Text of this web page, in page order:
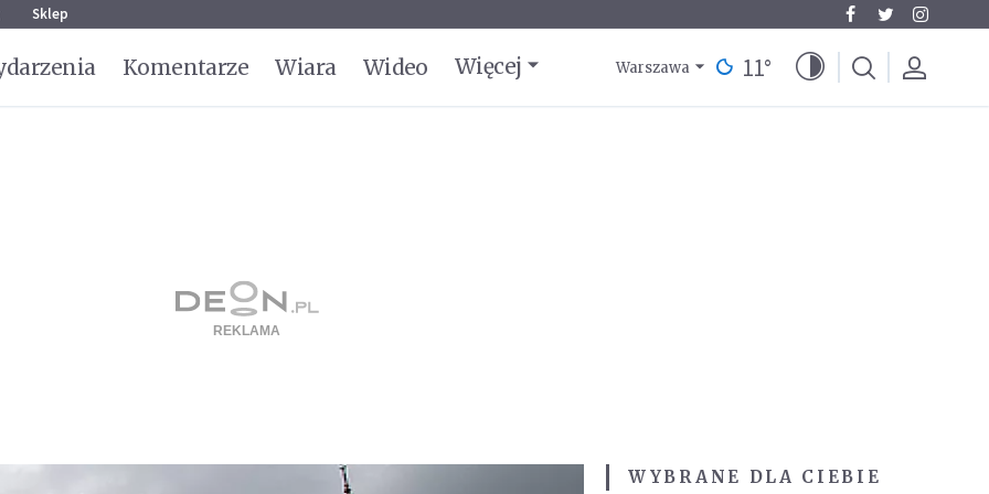
Sklep
Komentarze Wiara Wideo Więcej Warszawa 11°
WYBRANE DLA CIEBIE